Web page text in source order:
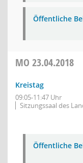
Öffentliche
MO 23.04.2018
Kreistag
09:05-11:47 Uhr
Sitzungssaal des
Öffentliche